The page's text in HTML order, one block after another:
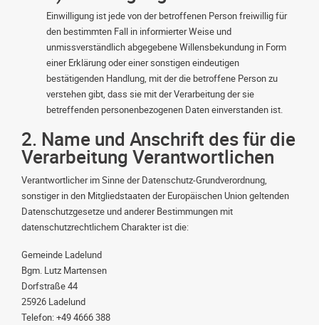
Einwilligung ist jede von der betroffenen Person freiwillig für
den bestimmten Fall in informierter Weise und
unmissverständlich abgegebene Willensbekundung in Form
einer Erklärung oder einer sonstigen eindeutigen
bestätigenden Handlung, mit der die betroffene Person zu
verstehen gibt, dass sie mit der Verarbeitung der sie
betreffenden personenbezogenen Daten einverstanden ist.
2. Name und Anschrift des für die
Verarbeitung Verantwortlichen
Verantwortlicher im Sinne der Datenschutz-Grundverordnung,
sonstiger in den Mitgliedstaaten der Europäischen Union geltenden
Datenschutzgesetze und anderer Bestimmungen mit
datenschutzrechtlichem Charakter ist die:
Gemeinde Ladelund
Bgm. Lutz Martensen
Dorfstraße 44
25926 Ladelund
Telefon: +49 4666 388